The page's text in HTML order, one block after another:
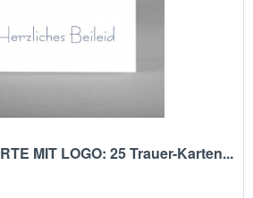
MIT LOGO: 25 Trauer-Karten...